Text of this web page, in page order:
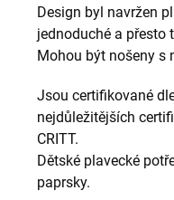
Design byl navržen
jednoduché a přesto
Mohou být nošeny s
Jsou certifikované
nejdůležitějších
CRITT.
Dětské plavecké
paprsky.